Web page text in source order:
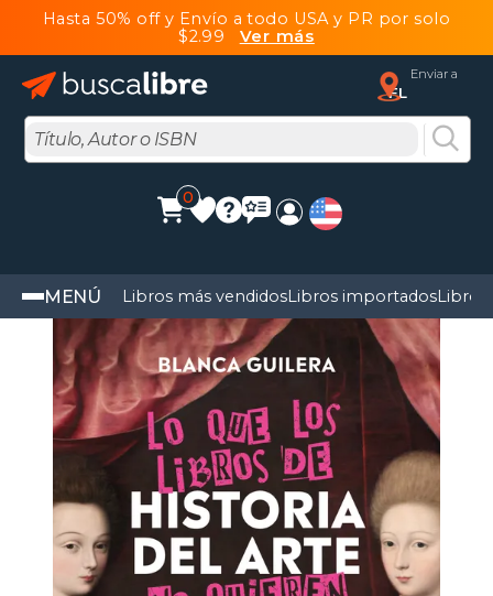
Hasta 50% off y Envío a todo USA y PR por solo
$2.99 Ver más
Enviar a
FL
0
MENÚ Libros más vendidosLibros importadosLibros